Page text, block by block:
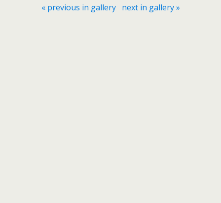
« previous in gallery next in gallery »